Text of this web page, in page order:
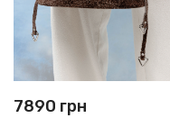
7890 грн